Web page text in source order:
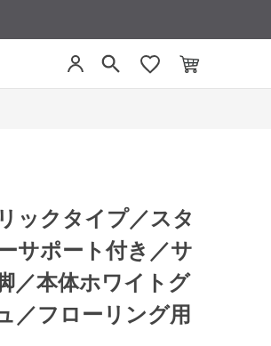
ックタイプ／スタ
サポート付き／サ
／本体ホワイトグ
／フローリング用